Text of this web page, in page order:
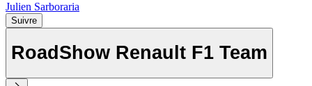
Julien Sarboraria
Suivre
RoadShow Renault F1 Team